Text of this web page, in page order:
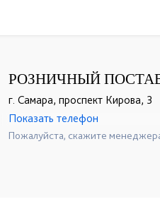
РОЗНИЧНЫЙ
г. Самара, проспект Кирова, 3
☎+7(846)955-26-00
Показать телефон
Пожалуйста, скажите